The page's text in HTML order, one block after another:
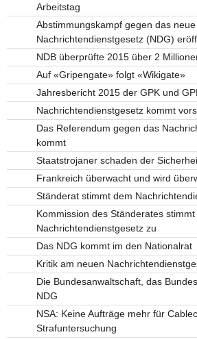
Arbeitstag
Abstimmungskampf gegen das neue
Nachrichtendienstgesetz (NDG)
NDB überprüfte 2015 über 2
Auf «Gripengate» folgt «Wikigate»
Jahresbericht 2015 der GPK und
Nachrichtendienstgesetz kommt
Das Referendum gegen das
kommt
Staatstrojaner schaden der
Frankreich überwacht und wird
Ständerat stimmt dem
Kommission des Ständerates stimmt
Nachrichtendienstgesetz zu
Das NDG kommt im den Nationalrat
Kritik am neuen
Die Bundesanwaltschaft, das
NDG
NSA: Keine Aufträge mehr für
Strafuntersuchung